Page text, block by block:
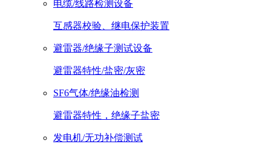
电缆/线路检测设备
互感器校验、继电保护装置
避雷器/绝缘子测试设备
避雷器特性/盐密/灰密
SF6气体/绝缘油检测
避雷器特性，绝缘子盐密
发电机/无功补偿测试